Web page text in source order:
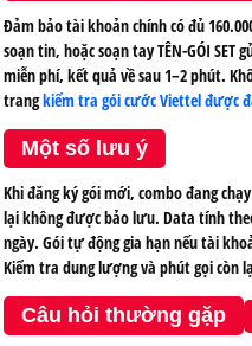
Đảm bảo tài khoản chính có đủ
soạn tin, hoặc soạn tayTÊN-GÓI SET
miễn phí, kết quả về sau 1–2 phút.
trangkiểm tra gói cước Viettel được
Một số lưu ý
Khi đăng ký gói mới, combo đang
lại không được bảo lưu. Data tính
ngày. Gói tự động gia hạn nếu tài
Kiểm tra dung lượng và phút gọi còn
Câu hỏi thường gặp